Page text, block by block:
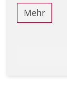
Mehr